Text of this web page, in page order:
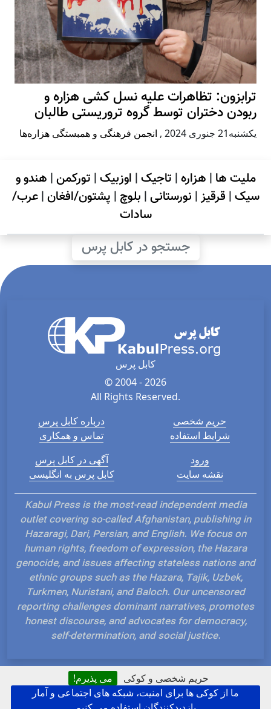
حریم شخصی و کوکی
می پذیرم!
ما از کوکی ها برای امنیت، شبکه های اجتماعی و آمار
ترابزون: تظاهرات علیه نسل کشی هزاره و
ربودن دختران توسط گروه تروریستی طالبان
يكشنبه21 جنوری 2024 , انجمن فرهنگی و همبستگی هزاره‌ها
ملیت ها | هزاره| تاجیک| اوزبیک| تورکمن| هندو و
سیک| قرقیز| نورستانی| بلوچ | پشتون/افغان|عرب/
سادات
جستجو در کابل پرس
کابل پرس
© 2004 - 2026
All Rights Reserved.
درباره کابل پرس
تماس و همکاری
حریم شخصی
شرایط استفاده
آگهی در کابل پرس
کابل پرس به انگلیسی
ورود
نقشه سایت
Kabul Press is the most-read independent media
outlet covering so-called Afghanistan, publishing in
Hazaragi, Dari, Persian, and English. We focus on
human rights, freedom of expression, the Hazara
genocide, and issues affecting stateless nations and
ethnic groups such as the Hazara, Tajik, Uzbek,
Turkmen, Nuristani, and Baloch. Our uncensored
reporting challenges dominant narratives, promotes
honest discourse, and advocates for democracy,
self-determination, and social justice.
Hosted and Developed by IP Plans